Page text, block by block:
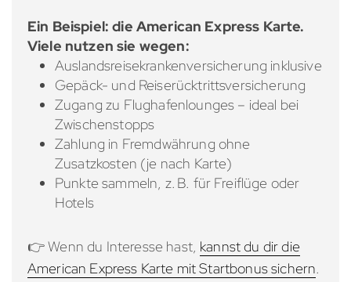
Ein Beispiel: die American Express Karte.
Viele nutzen sie wegen:
Auslandsreisekrankenversicherung inklusive
Gepäck- und Reiserücktrittsversicherung
Zugang zu Flughafenlounges – ideal bei
Zwischenstopps
Zahlung in Fremdwährung ohne
Zusatzkosten (je nach Karte)
Punkte sammeln, z. B. für Freiflüge oder
Hotels
👉 Wenn du Interesse hast, kannst du dir die
American Express Karte mit Startbonus sichern.